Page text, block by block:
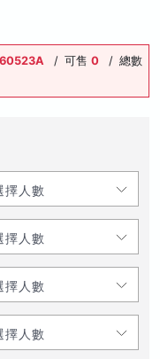
/ 可售 0 / 總數